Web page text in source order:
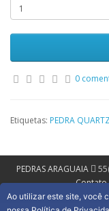
0
Etiquetas: PEDRA
PEDRAS ARAGUAIA
Contato
Ao utilizar este site, você